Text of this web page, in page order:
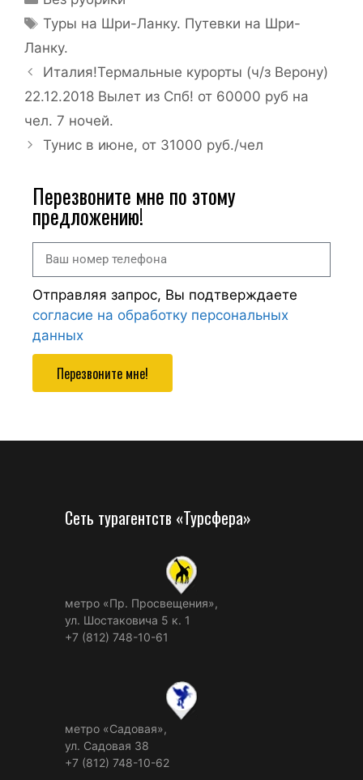
Туры на Шри-Ланку. Путевки на Шри-
Ланку.
Италия!Термальные курорты (ч/з Верону)
22.12.2018 Вылет из Спб! от 60000 руб на
чел. 7 ночей.
Тунис в июне, от 31000 руб./чел
Перезвоните мне по этому
предложению!
Отправляя запрос, Вы подтверждаете
согласие на обработку персональных
данных
Перезвоните мне!
Сеть турагентств «Турсфера»
метро «Пр. Просвещения»,
ул. Шостаковича 5 к. 1
+7 (812) 748-10-61
метро «Садовая»,
ул. Садовая 38
+7 (812) 748-10-62